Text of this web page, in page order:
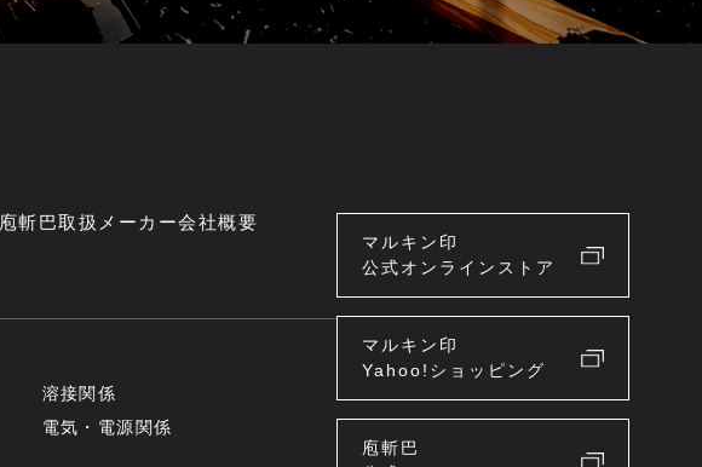
庖斬巴取扱メーカー会社概要
溶接関係
電気・電源関係
マルキン印
公式オンラインストア
マルキン印
Yahoo!ショッピング
庖斬巴